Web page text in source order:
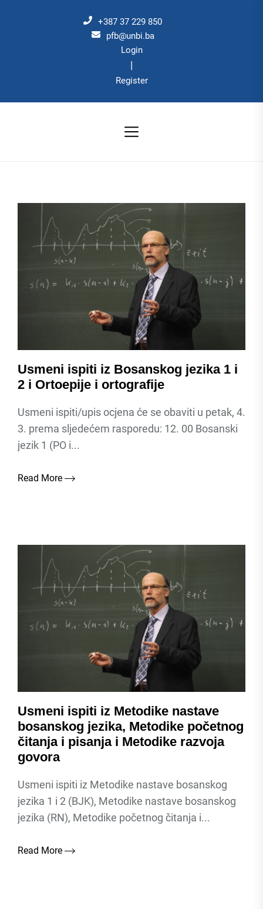
+387 37 229 850
pfb@unbi.ba
Login
|
Register
Usmeni ispiti iz Bosanskog jezika 1 i
2 i Ortoepije i ortografije
Usmeni ispiti/upis ocjena će se obaviti u petak, 4.
3. prema sljedećem rasporedu: 12. 00 Bosanski
jezik 1 (PO i...
Read More
Usmeni ispiti iz Metodike nastave
bosanskog jezika, Metodike početnog
čitanja i pisanja i Metodike razvoja
govora
Usmeni ispiti iz Metodike nastave bosanskog
jezika 1 i 2 (BJK), Metodike nastave bosanskog
jezika (RN), Metodike početnog čitanja i...
Read More